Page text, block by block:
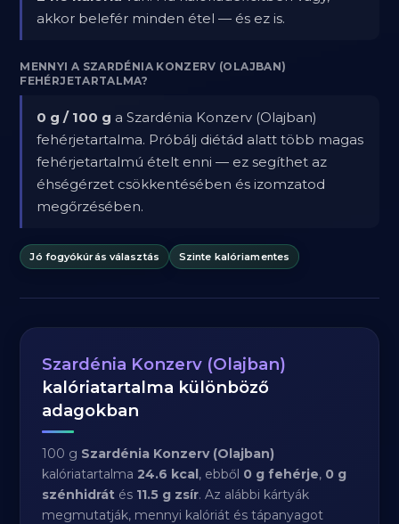
akkor belefér minden étel — és ez is.
MENNYI A SZARDÉNIA KONZERV (OLAJBAN)
FEHÉRJETARTALMA?
0 g / 100 g a Szardénia Konzerv (Olajban)
fehérjetartalma. Próbálj diétád alatt több magas
fehérjetartalmú ételt enni — ez segíthet az
éhségérzet csökkentésében és izomzatod
megőrzésében.
Jó fogyókúrás választás Szinte kalóriamentes
Szardénia Konzerv (Olajban)
kalóriatartalma különböző
adagokban
100 g Szardénia Konzerv (Olajban)
kalóriatartalma24.6 kcal, ebből 0 g fehérje, 0 g
szénhidrát és 11.5 g zsír. Az alábbi kártyák
megmutatják, mennyi kalóriát és tápanyagot